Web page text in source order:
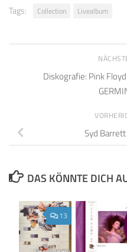
Tags: Collection Livealbum
Diskografie: Pink
Syd
DAS KÖNNTE DICH
13